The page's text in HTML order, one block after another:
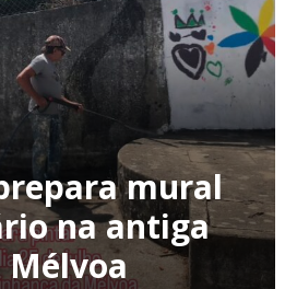
mural
na antiga
Mélvoa